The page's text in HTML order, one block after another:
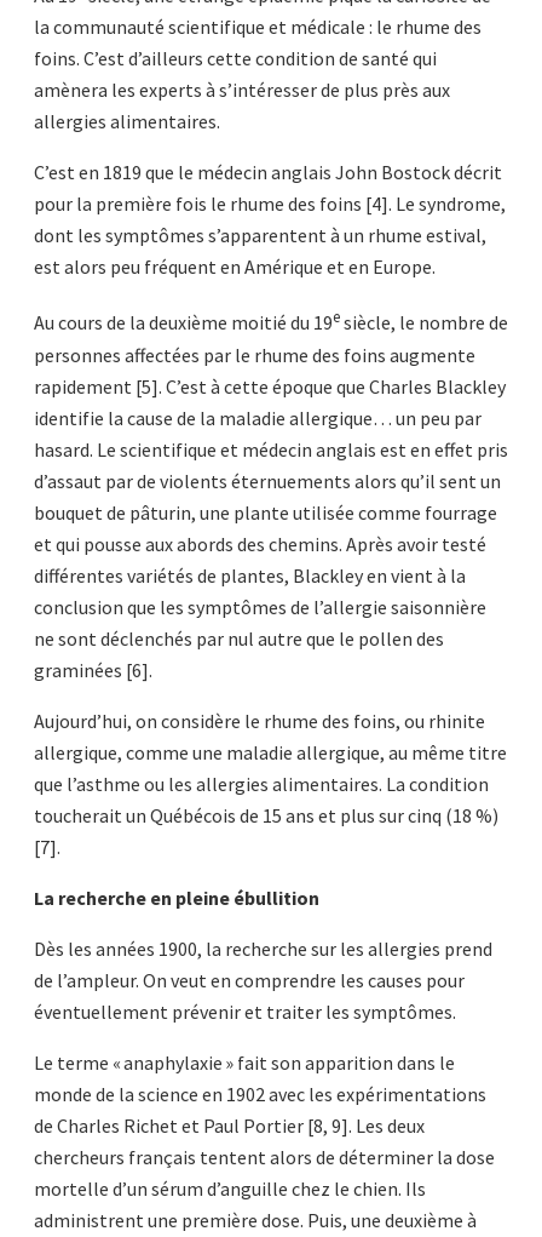
la communauté scientifique et médicale : le rhume des
foins. C’est d’ailleurs cette condition de santé qui
amènera les experts à s’intéresser de plus près aux
allergies alimentaires.
C’est en 1819 que le médecin anglais John Bostock décrit
pour la première fois le rhume des foins [4]. Le syndrome,
dont les symptômes s’apparentent à un rhume estival,
est alors peu fréquent en Amérique et en Europe.
Au cours de la deuxième moitié du 19esiècle, le nombre de
personnes affectées par le rhume des foins augmente
rapidement [5]. C’est à cette époque que Charles Blackley
identifie la cause de la maladie allergique… un peu par
hasard. Le scientifique et médecin anglais est en effet pris
d’assaut par de violents éternuements alors qu’il sent un
bouquet de pâturin, une plante utilisée comme fourrage
et qui pousse aux abords des chemins. Après avoir testé
différentes variétés de plantes, Blackley en vient à la
conclusion que les symptômes de l’allergie saisonnière
ne sont déclenchés par nul autre que le pollen des
graminées [6].
Aujourd’hui, on considère le rhume des foins, ou rhinite
allergique, comme une maladie allergique, au même titre
que l’asthme ou les allergies alimentaires. La condition
toucherait un Québécois de 15 ans et plus sur cinq (18 %)
[7].
La recherche en pleine ébullition
Dès les années 1900, la recherche sur les allergies prend
de l’ampleur. On veut en comprendre les causes pour
éventuellement prévenir et traiter les symptômes.
Le terme « anaphylaxie » fait son apparition dans le
monde de la science en 1902 avec les expérimentations
de Charles Richet et Paul Portier [8, 9]. Les deux
chercheurs français tentent alors de déterminer la dose
mortelle d’un sérum d’anguille chez le chien. Ils
administrent une première dose. Puis, une deuxième à